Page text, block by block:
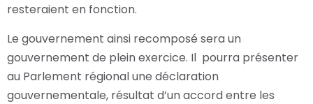
resteraient en fonction.
Le gouvernement ainsi recomposé sera un
gouvernement de plein exercice. Il pourra présenter
au Parlement régional une déclaration
gouvernementale, résultat d’un accord entre les